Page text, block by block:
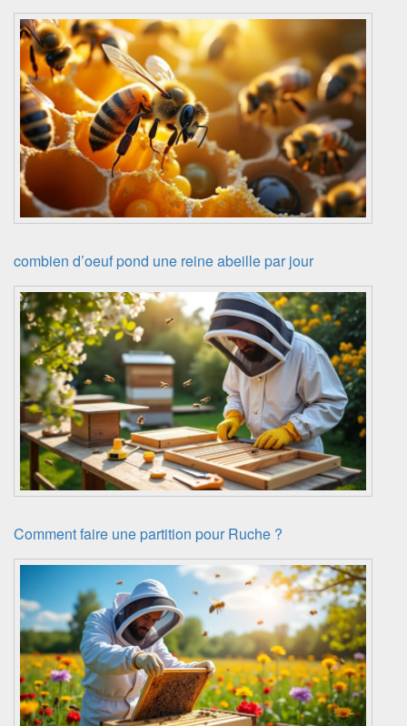
combien d’oeuf pond une reine abeille par jour
Comment faire une partition pour Ruche ?